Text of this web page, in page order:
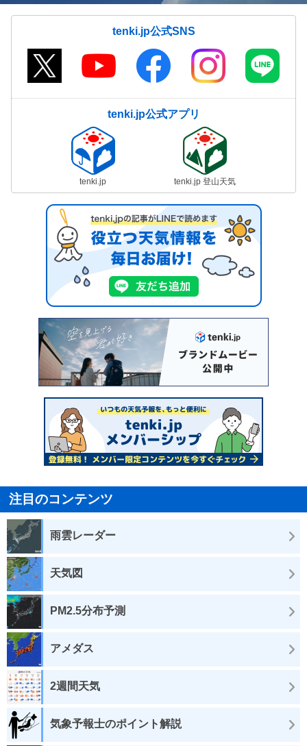
tenki.jp公式SNS
tenki.jp公式アプリ
tenki.jp tenki.jp 登山天気
注目のコンテンツ
雨雲レーダー
天気図
PM2.5分布予測
アメダス
2週間天気
気象予報士のポイント解説